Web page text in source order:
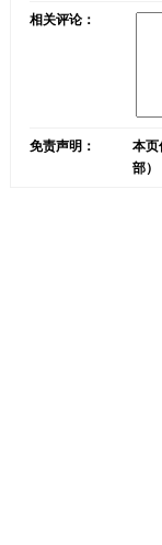
相关评论：
免责声明：
本页
部）